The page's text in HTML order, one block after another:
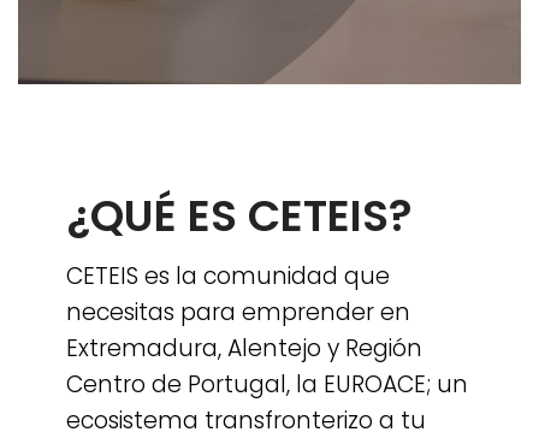
¿QUÉ ES CETEIS?
CETEIS es la comunidad que
necesitas para emprender en
Extremadura, Alentejo y Región
Centro de Portugal, la EUROACE; un
ecosistema transfronterizo a tu